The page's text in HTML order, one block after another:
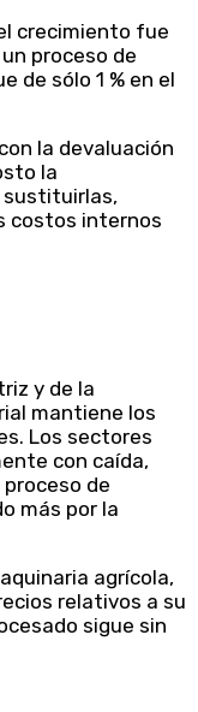
crecimiento fue
proceso de
de sólo 1 % en el
la devaluación
la
sustituirlas,
costos internos
y de la
mantiene los
Los sectores
con caída,
de
más por la
agrícola,
relativos a su
sigue sin